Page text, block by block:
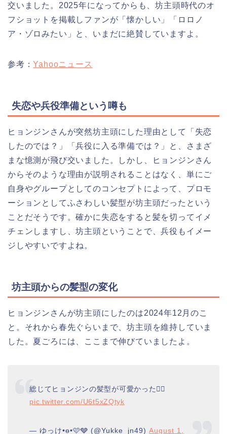
交いました。2025年になってからも、坊主頭時代のオ
フショットを掲載しファンが「懐かしい」「ロロノ
ア・ゾロみたい」と、いまだに絶賛していますよ。
参考：Yahooニュース
失恋や兵役準備という噂も
ヒョンジンさんが突然坊主頭にした理由として「失恋
したのでは？」「兵役に入る準備では？」と、さまざ
まな憶測が飛び交いました。しかし、ヒョンジンさん
からそのような理由が説明されることはなく、単にご
自身やグループとしてのコンセプトによって、プロモ
ーションとしてふさわしい髪型が坊主頭だったという
ことだそうです。確かに失恋をすると髪を切ってイメ
チェンしますし、坊主頭ということで、兵役もイメー
ジしやすいですよね。
坊主頭からの髪型の変化
ヒョンジンさんが坊主頭にしたのは2024年12月のこ
と。それから春先ぐらいまで、坊主頭を維持していま
した。夏ごろには、ここまで伸びていましたよ。
総じてヒョンジンの髪型が可愛かった👷‍♂️
pic.twitter.com/U6t5xZQtyk
— ゆっけ•ө•🩷🩶 (@Yukke_jn49)August 1,